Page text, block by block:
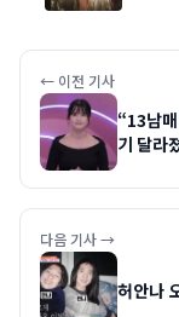
← 이전 기사
“13남
기 달라
다음 기사 →
허안나